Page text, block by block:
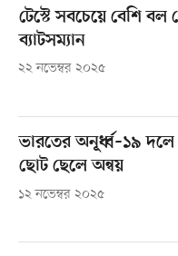
টেস্টে সবচেয়ে বেশি বল
ব্যাটসম্যান
২২ নভেম্বর ২০২৫
ভারতের অনূর্ধ্ব–১৯ দলে
ছোট ছেলে অন্বয়
১২ নভেম্বর ২০২৫